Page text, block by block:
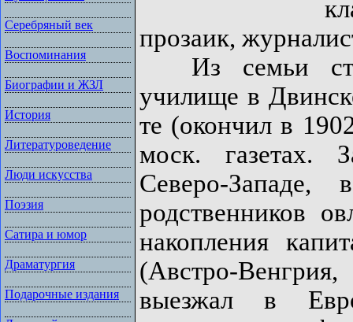
Серебряный век
Воспоминания
Биографии и ЖЗЛ
История
Литературоведение
Люди искусства
Поэзия
Сатира и юмор
Драматургия
Подарочные издания
прозаик,
Из семьи
училище в
те (окончил в
моск. газетах.
Северо-
родственников
накопления
(Австро-
выезжал в